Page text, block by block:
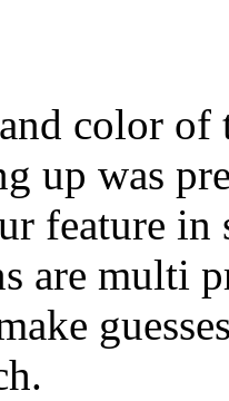
color
up was
feature
are multi